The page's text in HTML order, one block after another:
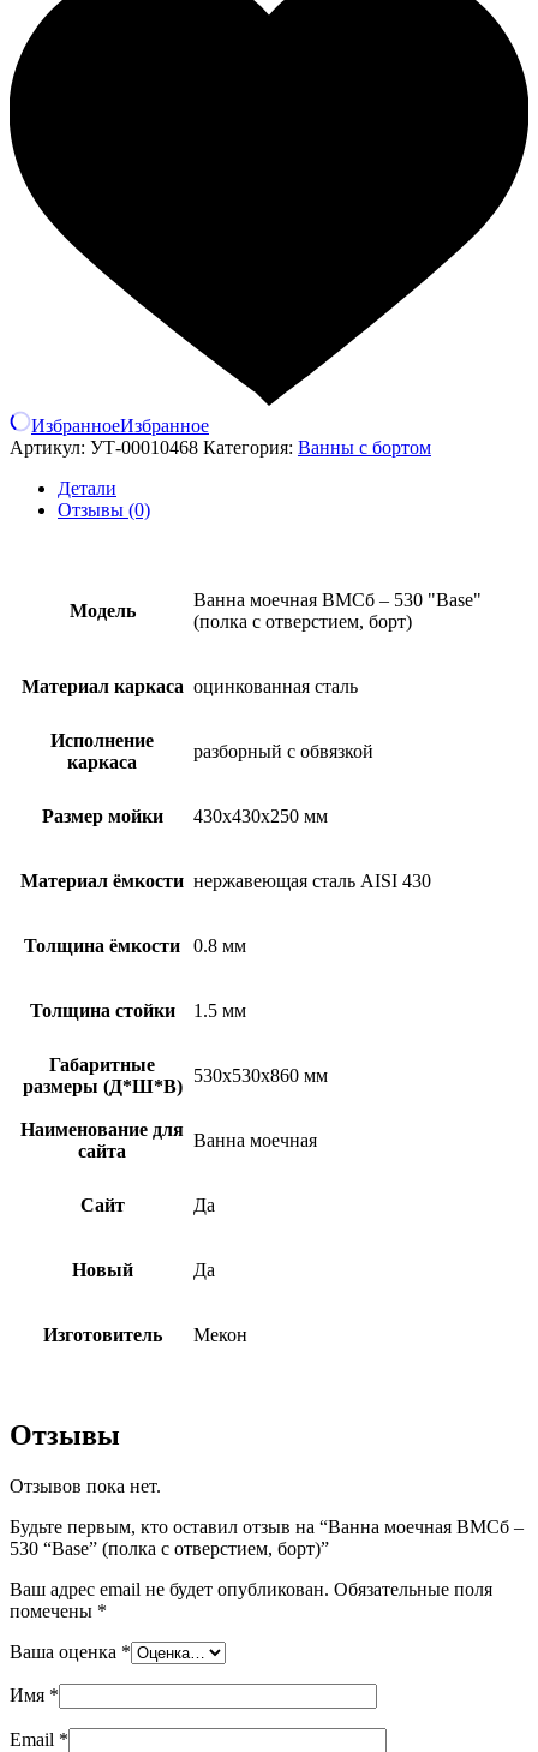
ИзбранноеИзбранное
Артикул: УТ-00010468 Категория: Ванны с бортом
Детали
Отзывы (0)
Модель
Ванна моечная ВМСб – 530 "Base"
(полка с отверстием, борт)
Материал каркаса оцинкованная сталь
Исполнение
каркаса
разборный с обвязкой
Размер мойки 430х430х250 мм
Материал ёмкости нержавеющая сталь AISI 430
Толщина ёмкости 0.8 мм
Толщина стойки 1.5 мм
Габаритные
размеры (Д*Ш*В)
530х530х860 мм
Наименование для
сайта
Ванна моечная
Сайт Да
Новый Да
Изготовитель Мекон
Отзывы
Отзывов пока нет.
Будьте первым, кто оставил отзыв на “Ванна моечная ВМСб –
530 “Base” (полка с отверстием, борт)”
Ваш адрес email не будет опубликован. Обязательные поля
помечены *
Ваша оценка *
Имя *
Email *